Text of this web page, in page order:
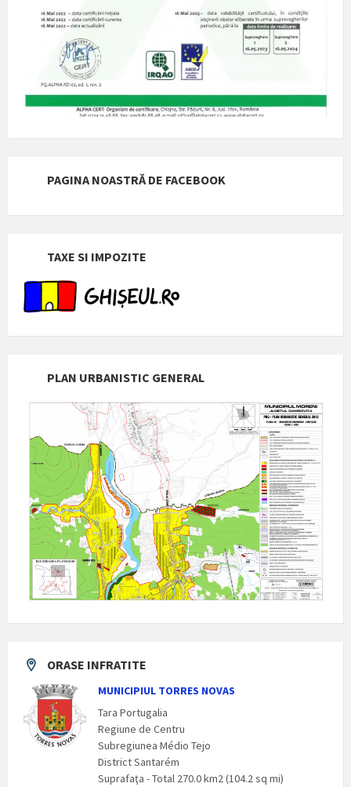
PAGINA NOASTRĂ DE FACEBOOK
TAXE SI IMPOZITE
PLAN URBANISTIC GENERAL
ORASE INFRATITE
MUNICIPIUL TORRES NOVAS
Tara Portugalia
Regiune de Centru
Subregiunea Médio Tejo
District Santarém
Suprafaţa - Total 270.0 km2 (104.2 sq mi)